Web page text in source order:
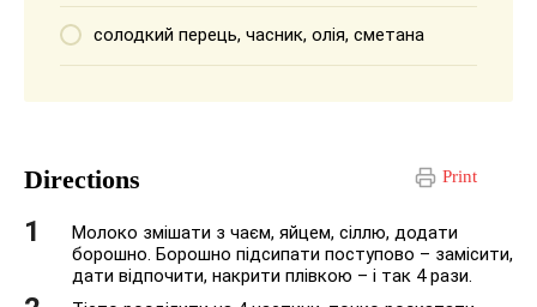
солодкий перець, часник, олія, сметана
Print
Directions
Молоко змішати з чаєм, яйцем, сіллю, додати
борошно. Борошно підсипати поступово – замісити,
дати відпочити, накрити плівкою – і так 4 рази.